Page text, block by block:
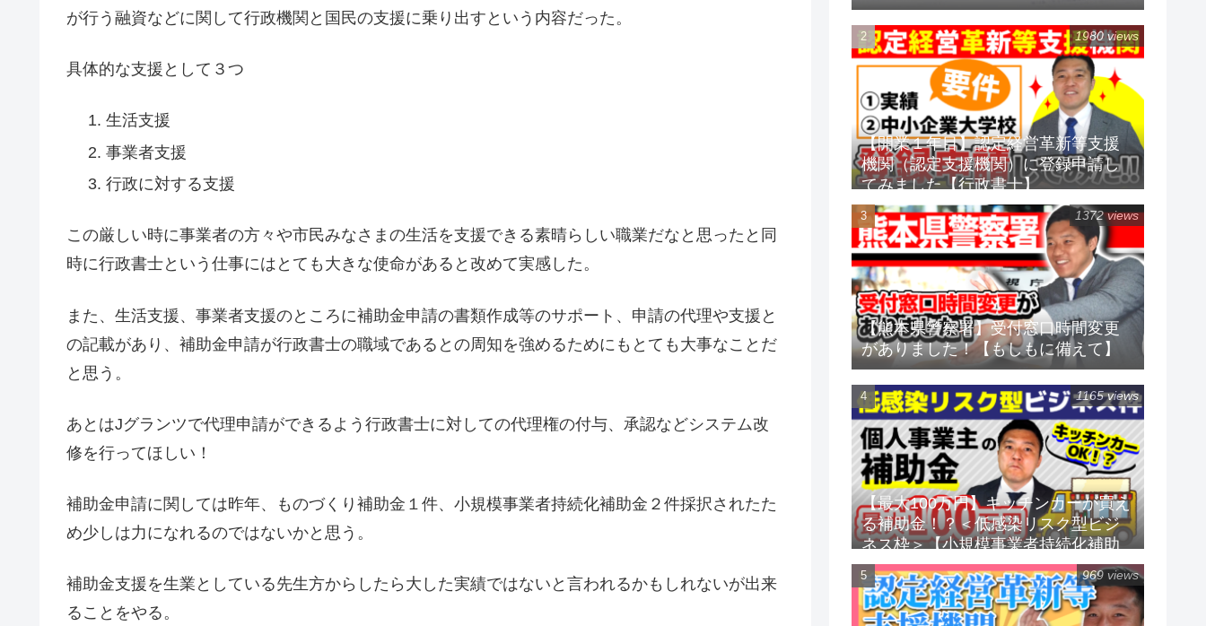
が行う融資などに関して行政機関と国民の支援に乗り出すという内容だった。
具体的な支援として３つ
生活支援
事業者支援
行政に対する支援
この厳しい時に事業者の方々や市民みなさまの生活を支援できる素晴らしい職業だなと思ったと同
時に行政書士という仕事にはとても大きな使命があると改めて実感した。
また、生活支援、事業者支援のところに補助金申請の書類作成等のサポート、申請の代理や支援と
の記載があり、補助金申請が行政書士の職域であるとの周知を強めるためにもとても大事なことだ
と思う。
あとはJグランツで代理申請ができるよう行政書士に対しての代理権の付与、承認などシステム改
修を行ってほしい！
補助金申請に関しては昨年、ものづくり補助金１件、小規模事業者持続化補助金２件採択されたた
め少しは力になれるのではないかと思う。
補助金支援を生業としている先生方からしたら大した実績ではないと言われるかもしれないが出来
ることをやる。
【開業１年目】認定経営革新等支援
機関（認定支援機関）に登録申請し
てみました【行政書士】
1980 views
【熊本県警察署】受付窓口時間変更
がありました！【もしもに備えて】
1372 views
【最大100万円】キッチンカーが買え
る補助金！？＜低感染リスク型ビジ
ネス枠＞【小規模事業者持続化補助
金】
1165 views
969 views